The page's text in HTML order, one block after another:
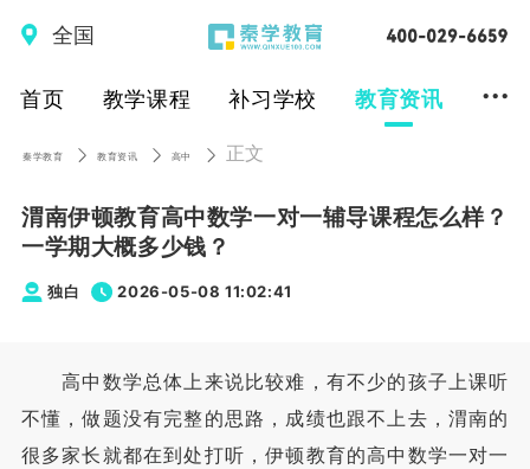
全国
首页 教学课程 补习学校 教育资讯 ...
秦学教育 教育资讯 高中 正文
渭南伊顿教育高中数学一对一辅导课程怎么样？
一学期大概多少钱？
独白 2026-05-08 11:02:41
高中数学总体上来说比较难，有不少的孩子上课听
不懂，做题没有完整的思路，成绩也跟不上去，渭南的
很多家长就都在到处打听，伊顿教育的高中数学一对一